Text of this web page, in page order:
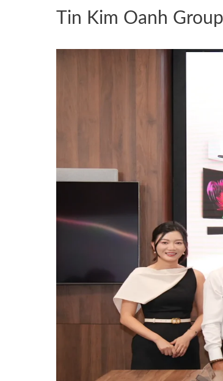
Tin Kim Oanh Group